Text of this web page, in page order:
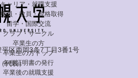
キャリア・就職支援
員・教員・資格取得
留学・国際交流
クラブ・サークル
卒業生の方
卒業生の方トップ
各種証明書の発行
卒業後の就職支援
区西岡3条7丁目3番1号
（代表）